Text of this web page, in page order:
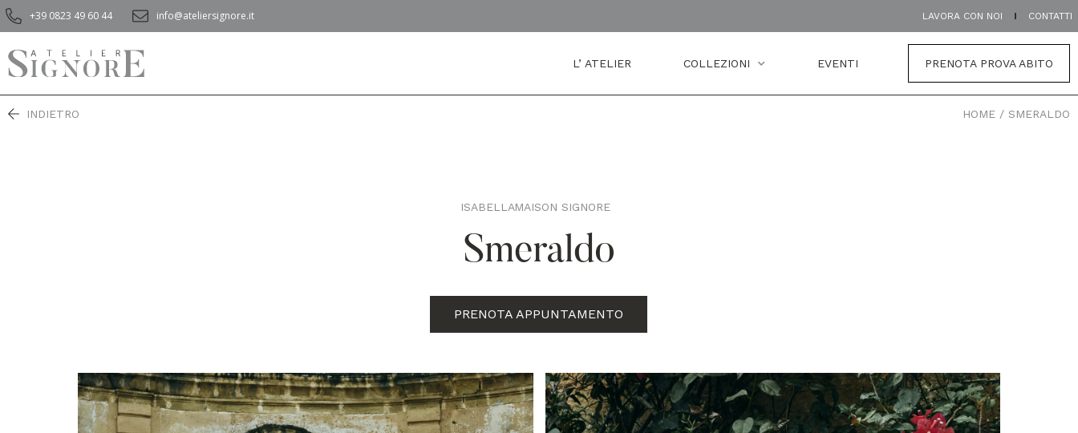
+39 0823 49 60 44 info@ateliersignore.it LAVORA CON NOI CONTATTI
L’ ATELIER COLLEZIONI EVENTI PRENOTA PROVA ABITO
INDIETRO HOME / SMERALDO
ISABELLA,
MAISON SIGNORE
Smeraldo
PRENOTA APPUNTAMENTO